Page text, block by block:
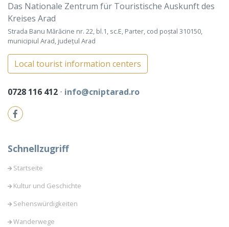
Das Nationale Zentrum für Touristische Auskunft des
Kreises Arad
Strada Banu Mărăcine nr. 22, bl.1, sc.E, Parter, cod poștal 310150,
municipiul Arad, județul Arad
Local tourist information centers
0728 116 412 ⋅ info@cniptarad.ro
Schnellzugriff
Startseite
Kultur und Geschichte
Sehenswürdigkeiten
Wanderwege